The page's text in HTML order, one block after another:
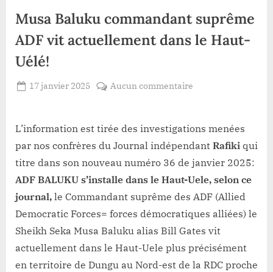
Musa Baluku commandant suprême
ADF vit actuellement dans le Haut-
Uélé!
Posted
17 janvier 2025
Aucun commentaire
commandant
suprême
vit
actuellement
dans
le
Haut-
L’information est tirée des investigations menées
par nos confrères du Journal indépendant Rafiki qui
titre dans son nouveau numéro 36 de janvier 2025:
ADF BALUKU s’installe dans le Haut-Uele, selon ce
journal, le Commandant suprême des ADF (Allied
Democratic Forces= forces démocratiques alliées) le
Sheikh Seka Musa Baluku alias Bill Gates vit
actuellement dans le Haut-Uele plus précisément
en territoire de Dungu au Nord-est de la RDC proche